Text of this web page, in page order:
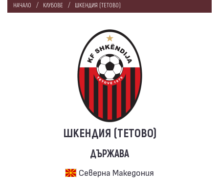
НАЧАЛО КЛУБОВЕ ШКЕНДИЯ (ТЕТОВО)
ШКЕНДИЯ (ТЕТОВО)
ДЪРЖАВА
Северна Македония